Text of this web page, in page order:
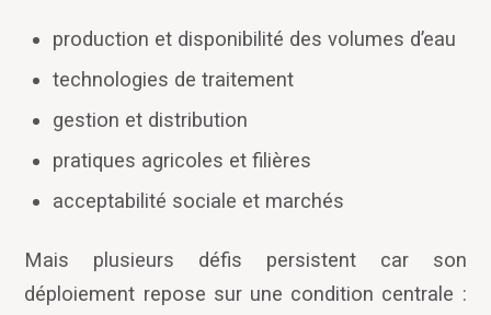
production et disponibilité des volumes d’eau
technologies de traitement
gestion et distribution
pratiques agricoles et filières
acceptabilité sociale et marchés
Mais plusieurs défis persistent car son
déploiement repose sur une condition centrale :